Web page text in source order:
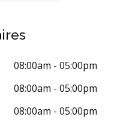
les heures de clinique
Implants dentaires
et de dents de sagesse
08:00am - 05:00pm
08:00am - 05:00pm
08:00am - 05:00pm